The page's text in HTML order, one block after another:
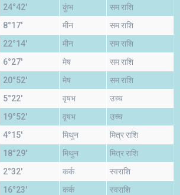
24°42' कुंभ सम राशि
8°17' मीन सम राशि
22°14' मीन सम राशि
6°27' मेष सम राशि
20°52' मेष सम राशि
5°22' वृषभ उच्च
19°52' वृषभ उच्च
4°15' मिथुन मित्र राशि
18°29' मिथुन मित्र राशि
2°32' कर्क स्वराशि
16°23' कर्क स्वराशि